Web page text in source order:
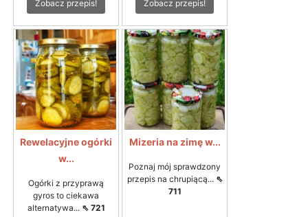
Zobacz przepis! Zobacz przepis!
Rewelacyjne ogórki
w...
Ogórki z przyprawą
gyros to ciekawa
alternatywa... ⇖ 721
Mizeria na zimę w...
Poznaj mój sprawdzony
przepis na chrupiącą... ⇖
711